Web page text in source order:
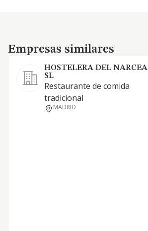
Empresas similares
Empresas similares
HOSTELERA DEL NARCEA
SL
Restaurante de comida
tradicional
MADRID